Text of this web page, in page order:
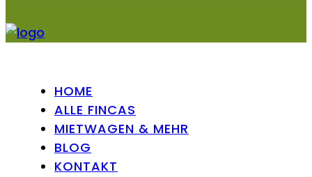
HOME
ALLE FINCAS
MIETWAGEN & MEHR
BLOG
KONTAKT